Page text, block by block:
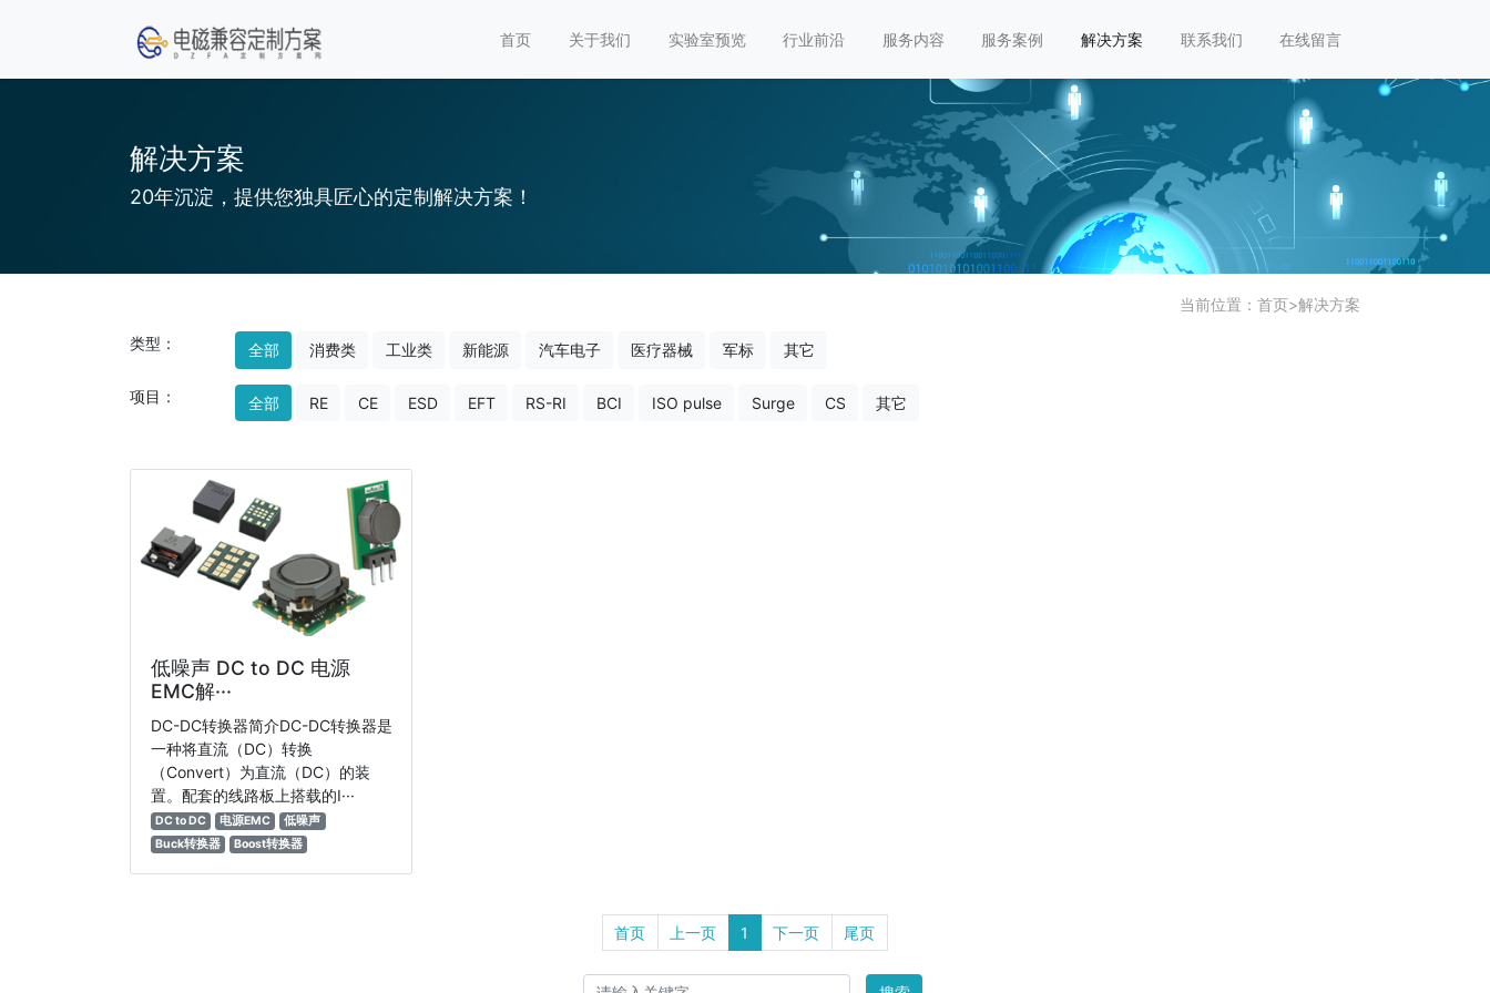
首页 关于我们 实验室预览 行业前沿 服务内容 服务案例 解决方案 联系我们 在线留言
解决方案
20年沉淀，提供您独具匠心的定制解决方案！
当前位置： 首页>解决方案
类型： 全部 消费类 工业类 新能源 汽车电子 医疗器械 军标 其它
项目： 全部 RE CE ESD EFT RS-RI BCI ISO pulse Surge CS 其它
低噪声 DC to DC 电源
EMC解···
DC-DC转换器简介DC-DC转换器是
一种将直流（DC）转换
（Convert）为直流（DC）的装
置。配套的线路板上搭载的I···
DC to DC 电源EMC
低噪声
Buck转换器
Boost转换器
首页 上一页 1 下一页 尾页